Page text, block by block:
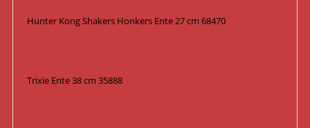
Hunter Kong Shakers Honkers Ente 27 cm 68470
Trixie Ente 38 cm 35888